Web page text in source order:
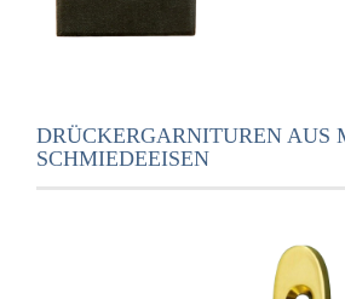
DRÜCKERGARNITUREN AUS
SCHMIEDEEISEN